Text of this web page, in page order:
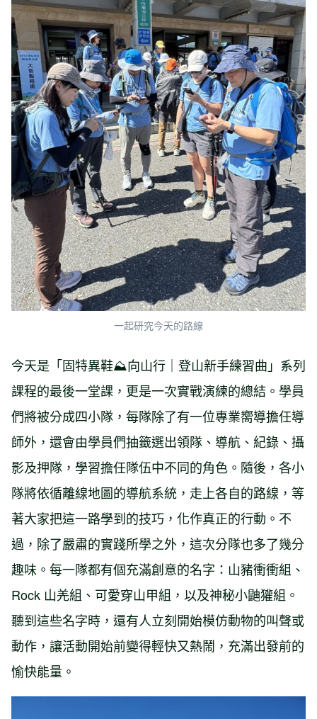
一起研究今天的路線
今天是「固特異鞋⛰️向山行｜登山新手練習曲」系列
課程的最後一堂課，更是一次實戰演練的總結。學員
們將被分成四小隊，每隊除了有一位專業嚮導擔任導
師外，還會由學員們抽籤選出領隊、導航、紀錄、攝
影及押隊，學習擔任隊伍中不同的角色。隨後，各小
隊將依循離線地圖的導航系統，走上各自的路線，等
著大家把這一路學到的技巧，化作真正的行動。不
過，除了嚴肅的實踐所學之外，這次分隊也多了幾分
趣味。每一隊都有個充滿創意的名字：山豬衝衝組、
Rock 山羌組、可愛穿山甲組，以及神秘小鼬獾組。
聽到這些名字時，還有人立刻開始模仿動物的叫聲或
動作，讓活動開始前變得輕快又熱鬧，充滿出發前的
愉快能量。